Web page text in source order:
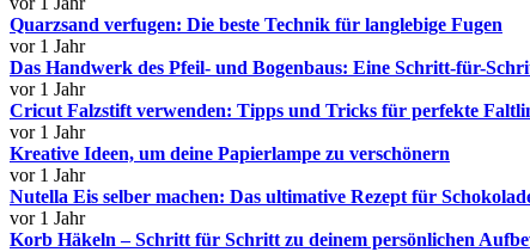
Quarzsand verfugen: Die beste Technik für langlebige Fugen
vor 1 Jahr
Das Handwerk des Pfeil- und Bogenbaus: Eine Schritt-für-
vor 1 Jahr
Cricut Falzstift verwenden: Tipps und Tricks für perfekte
vor 1 Jahr
Kreative Ideen, um deine Papierlampe zu verschönern
vor 1 Jahr
Nutella Eis selber machen: Das ultimative Rezept für
vor 1 Jahr
Korb Häkeln – Schritt für Schritt zu deinem persönlichen